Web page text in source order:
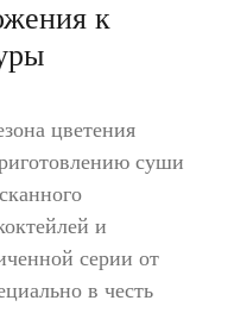
к
цветения
суши
и
серии от
в честь